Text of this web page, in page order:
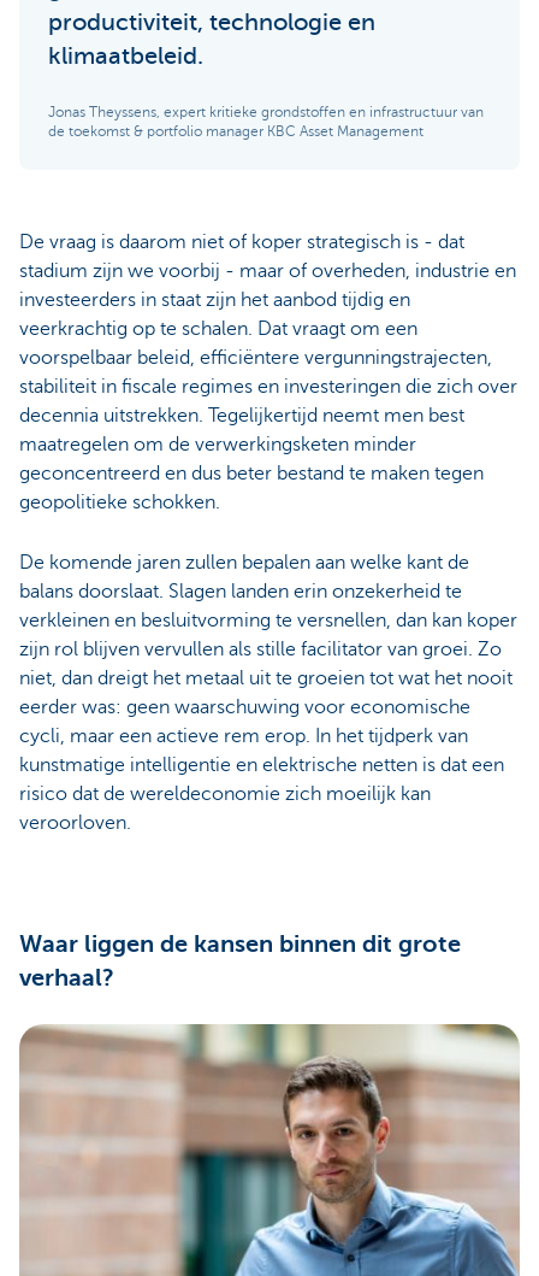
productiviteit, technologie en
klimaatbeleid.
Jonas Theyssens, expert kritieke grondstoffen en infrastructuur van
de toekomst & portfolio manager KBC Asset Management
De vraag is daarom niet of koper strategisch is - dat
stadium zijn we voorbij - maar of overheden, industrie en
investeerders in staat zijn het aanbod tijdig en
veerkrachtig op te schalen. Dat vraagt om een
voorspelbaar beleid, efficiëntere vergunningstrajecten,
stabiliteit in fiscale regimes en investeringen die zich over
decennia uitstrekken. Tegelijkertijd neemt men best
maatregelen om de verwerkingsketen minder
geconcentreerd en dus beter bestand te maken tegen
geopolitieke schokken.
De komende jaren zullen bepalen aan welke kant de
balans doorslaat. Slagen landen erin onzekerheid te
verkleinen en besluitvorming te versnellen, dan kan koper
zijn rol blijven vervullen als stille facilitator van groei. Zo
niet, dan dreigt het metaal uit te groeien tot wat het nooit
eerder was: geen waarschuwing voor economische
cycli, maar een actieve rem erop. In het tijdperk van
kunstmatige intelligentie en elektrische netten is dat een
risico dat de wereldeconomie zich moeilijk kan
veroorloven.
Waar liggen de kansen binnen dit grote
verhaal?